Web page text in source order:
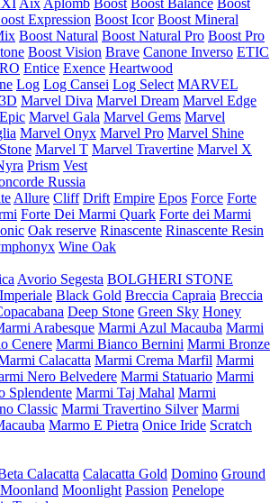
Aix Aplomb Boost Boost Balance Boost
Expression Boost Icor Boost Mineral
Boost Natural Boost Natural Pro Boost Pro
Boost Vision Brave Canone Inverso ETIC
Entice Exence Heartwood
Log Log Cansei Log Select MARVEL
Marvel Diva Marvel Dream Marvel Edge
Marvel Gala Marvel Gems Marvel
Marvel Onyx Marvel Pro Marvel Shine
Marvel T Marvel Travertine Marvel X
Prism Vest
Russia
Allure Cliff Drift Empire Epos Force Forte
Forte Dei Marmi Quark Forte dei Marmi
Oak reserve Rinascente Rinascente Resin
Wine Oak
Avorio Segesta BOLGHERI STONE
Black Gold Breccia Capraia Breccia
Deep Stone Green Sky Honey
Arabesque Marmi Azul Macauba Marmi
Cenere Marmi Bianco Bernini Marmi Bronze
Calacatta Marmi Crema Marfil Marmi
Nero Belvedere Marmi Statuario Marmi
Splendente Marmi Taj Mahal Marmi
Classic Marmi Travertino Silver Marmi
Marmo E Pietra Onice Iride Scratch
Calacatta Calacatta Gold Domino Ground
Moonland Moonlight Passion Penelope